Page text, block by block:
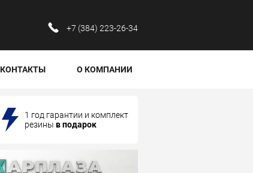
‪+7 (384) 223-26-34‬
КОНТАКТЫ О КОМПАНИИ
1 год гарантии и комплект
резины в подарок